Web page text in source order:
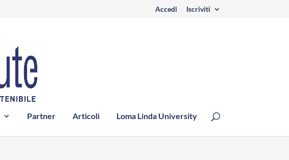
Accedi Iscriviti
Partner Articoli Loma Linda University